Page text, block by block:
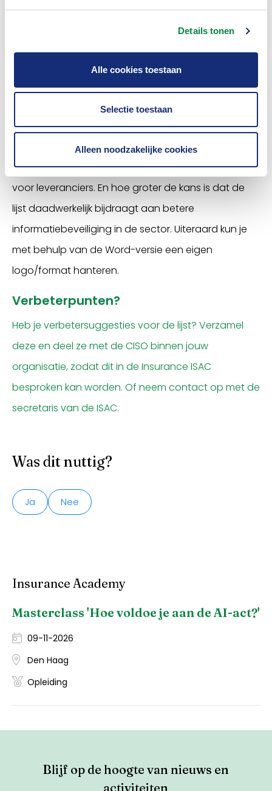
Details tonen
Alle cookies toestaan
Selectie toestaan
Alleen noodzakelijke cookies
volgende fases (selectie, contractering, SLA-
overleg) meer eisen stellen. Misschien dat in een
volgende periode wordt bekeken of ook voor die
fases meer uniformiteit mogelijk is. Maar vooralsnog
is het Verbond verheugd dat dit is gelukt.
Hoewel de lijst geenmustis, beveelt het Verbond
deze van harte aan. Want hoe meer verzekeraars
de lijst gebruiken, hoe herkenbaarder deze wordt
voor leveranciers. En hoe groter de kans is dat de
lijst daadwerkelijk bijdraagt aan betere
informatiebeveiliging in de sector. Uiteraard kun je
met behulp van de Word-versie een eigen
logo/format hanteren.
Verbeterpunten?
Heb je verbetersuggesties voor de lijst? Verzamel
deze en deel ze met de CISO binnen jouw
organisatie, zodat dit in de Insurance ISAC
besproken kan worden. Of neem contact op met de
secretaris van de ISAC.
Was dit nuttig?
Ja Nee
Insurance Academy
Masterclass 'Hoe voldoe je aan de AI-act?'
09-11-2026
Den Haag
Opleiding
Blijf op de hoogte van nieuws en
activiteiten